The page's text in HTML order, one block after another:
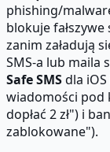
phishing/
blokuje
zanim załadują
SMS-a lub maila
Safe SMSdla
wiadomości
dopłać 2 zł") i
zablokowane").